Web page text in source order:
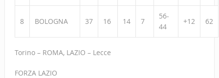
8 BOLOGNA 37 16 14 7
56-
44
+12 62
Torino – ROMA, LAZIO – Lecce
FORZA LAZIO